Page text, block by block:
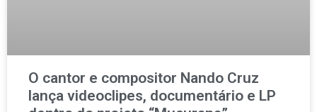
O cantor e compositor Nando Cruz
lança videoclipes, documentário e LP